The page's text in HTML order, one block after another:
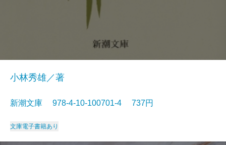
小林秀雄／著
新潮文庫 978-4-10-100701-4 737円
文庫電子書籍あり